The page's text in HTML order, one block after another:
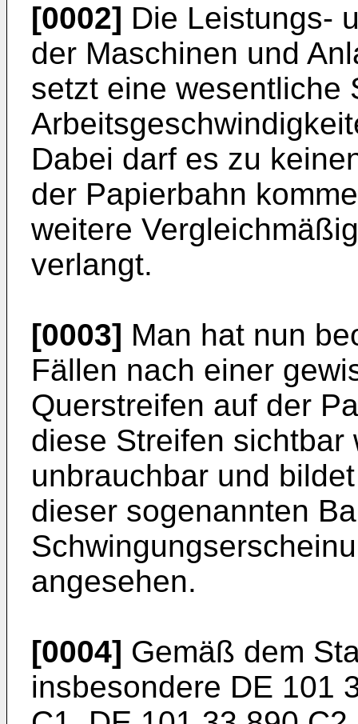
[0002] Die Leistungs-
der Maschinen und
setzt eine wesentliche
Dabei darf es zu
der Papierbahn
weitere
verlangt.
[0003] Man hat nun
Fällen nach einer
Querstreifen auf der
diese Streifen
unbrauchbar und
dieser sogenannten
angesehen.
[0004] Gemäß dem
insbesondere DE 101